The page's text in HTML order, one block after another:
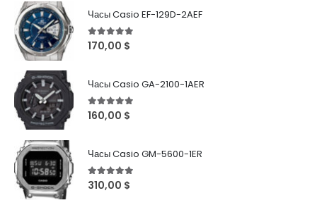
Часы Casio EF-129D-2AEF
5out of 5
170,00 $
Часы Casio GA-2100-1AER
5out of 5
160,00 $
Часы Casio GM-5600-1ER
5out of 5
310,00 $